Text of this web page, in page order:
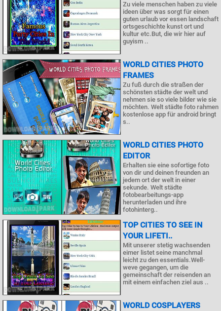
Zu viele menschen haben zu viele
ideen über was sorgt für einen
guten urlaub vor essen landschaft
ortsgeschichte kunst ort und
kultur etc.But, die wir hier auf
guyism ..
WORLD CITIES PHOTO
FRAMES
Zu fuß durch die straßen der
schönsten städte der welt und
nehmen sie so viele bilder wie sie
möchten. Welt städte foto rahmen
kostenlose app für android bringt
s..
WORLD CITIES PHOTO
EDITOR
Erhalten sie eine sofortige foto
von dir und deinen freunden an
jedem ort der welt in einer
sekunde. Welt städte
fotobearbeitungs-app
herunterladen und ihre
fotohinterg..
TOP CITIES TO SEE IN
YOUR LIFETI..
Mit unserer stetig wachsenden
eimer listet seine manchmal
leicht zu den essentials.Well-
weve gegangen, um die
gemeinschaft der reisenden an
mit einem einfachen ziel aus ..
WORLD COSPLAYERS